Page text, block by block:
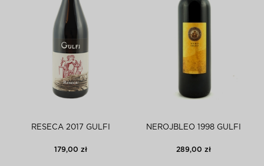
RESECA 2017 GULFI
179,00 zł
NEROJBLEO 1998 GULFI
289,00 zł